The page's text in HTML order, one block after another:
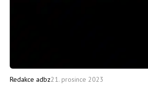
Redakce adbz21. prosince 2023